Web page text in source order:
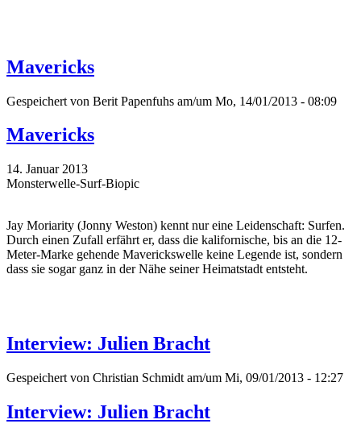
Mavericks
Gespeichert von Berit Papenfuhs am/um Mo, 14/01/2013 - 08:09
Mavericks
14. Januar 2013
Monsterwelle-Surf-Biopic
Jay Moriarity (Jonny Weston) kennt nur eine Leidenschaft: Surfen.
Durch einen Zufall erfährt er, dass die kalifornische, bis an die 12-
Meter-Marke gehende Maverickswelle keine Legende ist, sondern
dass sie sogar ganz in der Nähe seiner Heimatstadt entsteht.
Interview: Julien Bracht
Gespeichert von Christian Schmidt am/um Mi, 09/01/2013 - 12:27
Interview: Julien Bracht